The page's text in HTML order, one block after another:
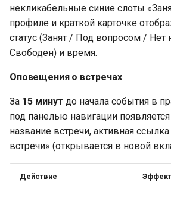
некликабельные синие слоты
профиле и краткой карточке
статус (Занят / Под вопросом / Нет
Свободен) и время.
Оповещения о встречах
За 15 минут до начала события в
под панелью навигации
название встречи, активная
встречи» (открывается в новой
Действие Эффект